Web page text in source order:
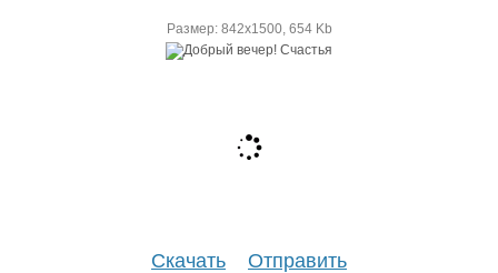
Размер: 842х1500, 654 Kb
Скачать Отправить